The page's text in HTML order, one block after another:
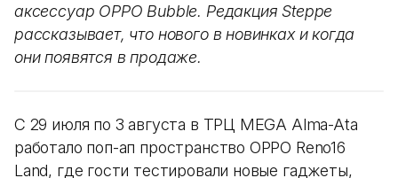
аксессуар OPPO Bubble. Редакция Steppe
рассказывает, что нового в новинках и когда
они появятся в продаже.
С 29 июля по 3 августа в ТРЦ MEGA Alma-Ata
работало поп-ап пространство OPPO Reno16
Land, где гости тестировали новые гаджеты,